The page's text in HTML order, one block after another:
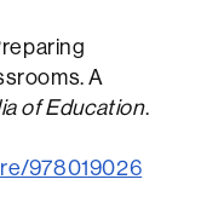
A
of Education.
978019026